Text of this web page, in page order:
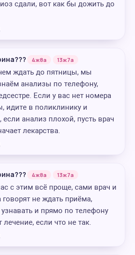
сдали, вот как бы дожить до
4ж8а 13ж7а
ждать до пятницы, мы
анализы по телефону,
Если у вас нет номера
идите в поликлинику и
если анализ плохой, пусть врач
лекарства.
4ж8а 13ж7а
с этим всё проще, сами врач и
говорят не ждать приёма,
и прямо по телефону
лечение, если что не так.